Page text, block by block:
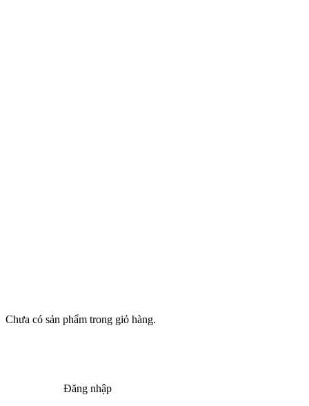
Chưa có sản phẩm trong giỏ hàng.
Đăng nhập